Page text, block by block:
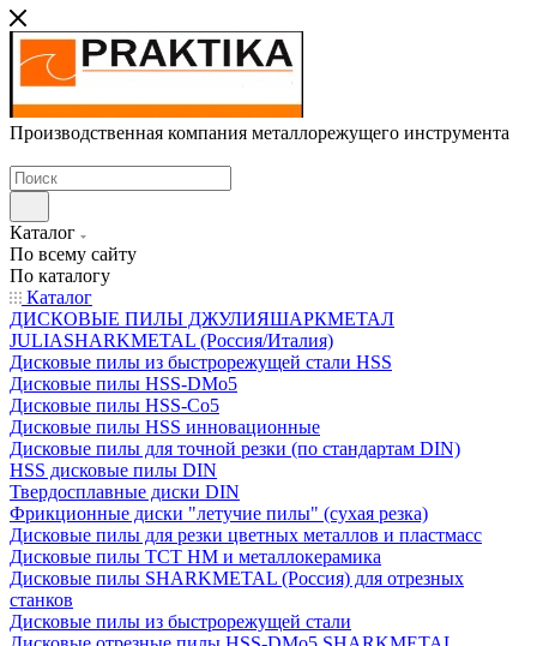
Производственная компания металлорежущего инструмента
Каталог
По всему сайту
По каталогу
Каталог
ДИСКОВЫЕ ПИЛЫ ДЖУЛИЯШАРКМЕТАЛ
JULIASHARKMETAL (Россия/Италия)
Дисковые пилы из быстрорежущей стали HSS
Дисковые пилы HSS-DMo5
Дисковые пилы HSS-Co5
Дисковые пилы HSS инновационные
Дисковые пилы для точной резки (по стандартам DIN)
HSS дисковые пилы DIN
Твердосплавные диски DIN
Фрикционные диски "летучие пилы" (сухая резка)
Дисковые пилы для резки цветных металлов и пластмасс
Дисковые пилы ТСТ НМ и металлокерамика
Дисковые пилы SHARKMETAL (Россия) для отрезных
станков
Дисковые пилы из быстрорежущей стали